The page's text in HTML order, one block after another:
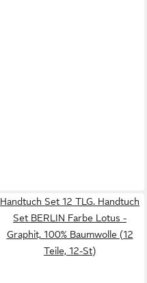
Handtuch Set 12 TLG. Handtuch
Set BERLIN Farbe Lotus -
Graphit, 100% Baumwolle (12
Teile, 12-St)